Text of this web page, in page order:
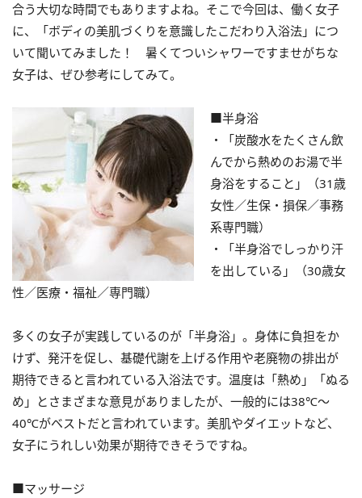
合う大切な時間でもありますよね。そこで今回は、働く女子
に、「ボディの美肌づくりを意識したこだわり入浴法」につ
いて聞いてみました！ 暑くてついシャワーですませがちな
女子は、ぜひ参考にしてみて。
■半身浴
・「炭酸水をたくさん飲
んでから熱めのお湯で半
身浴をすること」（31歳
女性／生保・損保／事務
系専門職）
・「半身浴でしっかり汗
を出している」（30歳女
性／医療・福祉／専門職）
多くの女子が実践しているのが「半身浴」。身体に負担をか
けず、発汗を促し、基礎代謝を上げる作用や老廃物の排出が
期待できると言われている入浴法です。温度は「熱め」「ぬる
め」とさまざまな意見がありましたが、一般的には38℃～
40℃がベストだと言われています。美肌やダイエットなど、
女子にうれしい効果が期待できそうですね。
■マッサージ